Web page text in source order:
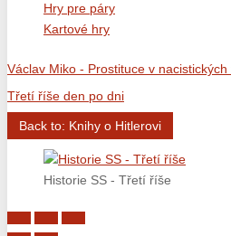
Hry pre páry
Kartové hry
Václav Miko - Prostituce v nacistických
Třetí říše den po dni
Back to: Knihy o Hitlerovi
Historie SS - Třetí říše